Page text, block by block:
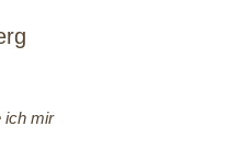
ich mir